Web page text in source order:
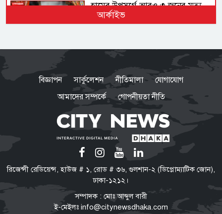
হামের উপসর্গে আরও ৩ জনের মৃত্যু,
আক্রান্ত ১ হাজার ২১৮
না: স্বরাষ্ট্রমন্ত্রী
সরকার নিত্যপ্রয়োজনীয় দ্রব্যমূল্যের
ঊর্ধ্বগতি ও শান্তি-শৃঙ্খলা রক্ষায় ব্যর্থ :
জামায়াত আমির
‘মব’ তৈরির সংস্কৃতি গণতন্ত্রকে দুর্বল
করে: মির্জা ফখরুল
আর্কাইভ
বিজ্ঞাপন সার্কুলেশন নীতিমালা
যোগাযোগ
আমাদের সম্পর্কে
গোপনীয়তা নীতি
রিজেন্সী রেডিয়েন্স, হাউজ # ১, রোড # ৩৬, গুলশান-২ (ডিপ্লোম্যাটিক জোন),
ঢাকা-১২১২।
সম্পাদক : মোঃ আব্দুল বারী
ই-মেইলঃ info@citynewsdhaka.com